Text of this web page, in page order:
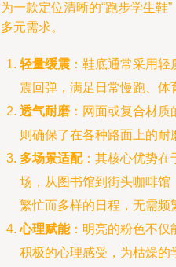
一款定位清晰的“跑步学生鞋
元需求。
轻量缓震 ：鞋底通常采用
震回弹，满足日常慢跑、体
透气耐磨 ：网面或复合材
则确保了在各种路面上的耐
多场景适配：其核心优势在
场，从图书馆到街头咖啡
繁忙而多样的日程，无需频
心理赋能：明亮的粉色不仅
积极的心理感受，为枯燥的